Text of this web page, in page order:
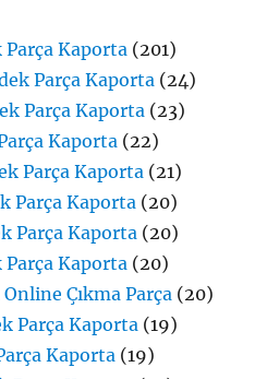
Parça Kaporta (201)
Parça Kaporta (24)
Parça Kaporta (23)
Kaporta (22)
Parça Kaporta (21)
Parça Kaporta (20)
Parça Kaporta (20)
Parça Kaporta (20)
Çıkma Parça (20)
Parça Kaporta (19)
Kaporta (19)